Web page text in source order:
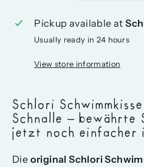
Pickup available at
Usually ready in 24 hours
View store information
Schlori
Schnalle – bewährte
jetzt noch einfacher
Die original Schlori